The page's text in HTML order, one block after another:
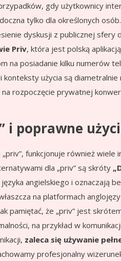
gdy użytkownicy
tylko dla określonych
dyskusji z publicznej
Priv, która jest polską
na posiadanie kilku numerów
konteksty użycia są
rozpoczęcie prywatnej
i poprawne
funkcjonuje również
dla „priv” są skróty
angielskiego i oznaczają
na platformach
pamiętać, że „priv” jest
na przykład w
zaleca się używanie
profesjonalny